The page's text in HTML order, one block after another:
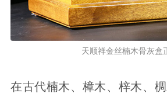
天顺祥金丝楠木骨灰盒
在古代楠木、樟木、梓木、